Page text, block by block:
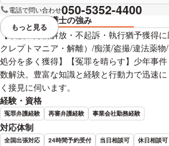
電話で問い合わせ050-5352-4400
弁護士の強み
【示談・身柄解放・不起訴・執行猶予獲得
クレプトマニア・解離）/痴漢/盗撮/違法薬
処分を多く獲得】【冤罪を晴らす】少年事
数解決。豊富な知識と経験と行動力で迅速
く接見に伺います。
経験・資格
冤罪弁護経験 再審弁護経験 事業会社勤務経験
対応体制
全国出張対応 24時間予約受付 当日相談可 休日相談可
視覚的に省略されている要素を
もっと見る